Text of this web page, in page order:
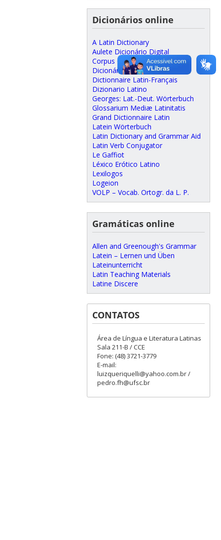
Dicionários online
A Latin Dictionary
Aulete Dicionário Digital
Corpus Corporum (dicionário)
Dicionário Aulete online
Dictionnaire Latin-Français
Dizionario Latino
Georges: Lat.-Deut. Wörterbuch
Glossarium Mediæ Latinitatis
Grand Dictionnaire Latin
Latein Wörterbuch
Latin Dictionary and Grammar Aid
Latin Verb Conjugator
Le Gaffiot
Léxico Erótico Latino
Lexilogos
Logeion
VOLP – Vocab. Ortogr. da L. P.
Gramáticas online
Allen and Greenough's Grammar
Latein – Lernen und Üben
Lateinunterricht
Latin Teaching Materials
Latine Discere
CONTATOS
Área de Língua e Literatura Latinas
Sala 211-B / CCE
Fone: (48) 3721-3779
E-mail:
luizqueriquelli@yahoo.com.br /
pedro.fh@ufsc.br